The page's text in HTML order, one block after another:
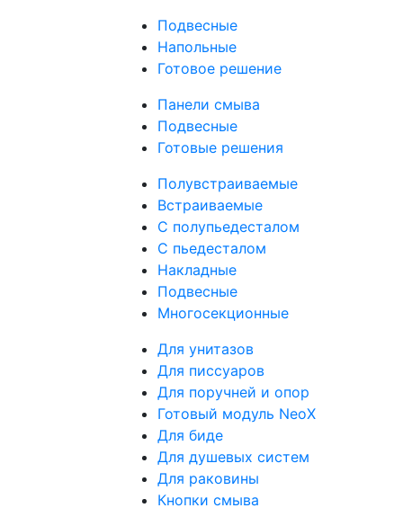
Подвесные
Напольные
Готовое решение
Панели смыва
Подвесные
Готовые решения
Полувстраиваемые
Встраиваемые
С полупьедесталом
С пьедесталом
Накладные
Подвесные
Многосекционные
Для унитазов
Для писсуаров
Для поручней и опор
Готовый модуль NeoX
Для биде
Для душевых систем
Для раковины
Кнопки смыва